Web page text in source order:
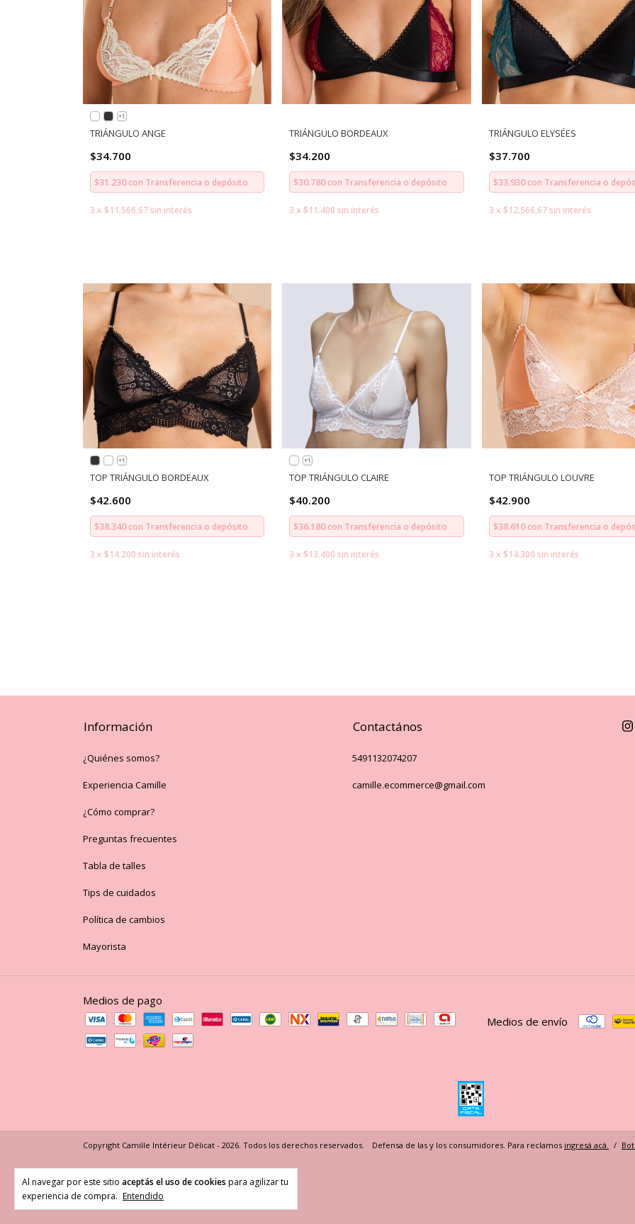
Al navegar por este sitio aceptás el uso de cookies para agilizar tu
experiencia de compra. Entendido
+1
TRIÁNGULO ANGE
$34.700
$31.230con Transferencia o depósito
3 x $11.566,67sin interés
TRIÁNGULO BORDEAUX
$34.200
$30.780con Transferencia o depósito
3 x$11.400 sin interés
TRIÁNGULO ELYSÉES
$37.700
$33.930con Transferencia o
3 x $12.566,67 sin interés
+1
TOP TRIÁNGULO BORDEAUX
$42.600
$38.340con Transferencia o depósito
3 x $14.200 sin interés
+1
TOP TRIÁNGULO CLAIRE
$40.200
$36.180con Transferencia o depósito
3 x$13.400 sin interés
TOP TRIÁNGULO LOUVRE
$42.900
$38.610con Transferencia o
3 x $14.300 sin interés
Información
¿Quiénes somos?
Experiencia Camille
¿Cómo comprar?
Preguntas frecuentes
Tabla de talles
Tips de cuidados
Política de cambios
Mayorista
Contactános
5491132074207
camille.ecommerce@gmail.com
Medios de pago
Medios de envío
Copyright Camille Intérieur Délicat - 2026. Todos los derechos reservados. Defensa de las y los consumidores. Para reclamos ingresá acá. /